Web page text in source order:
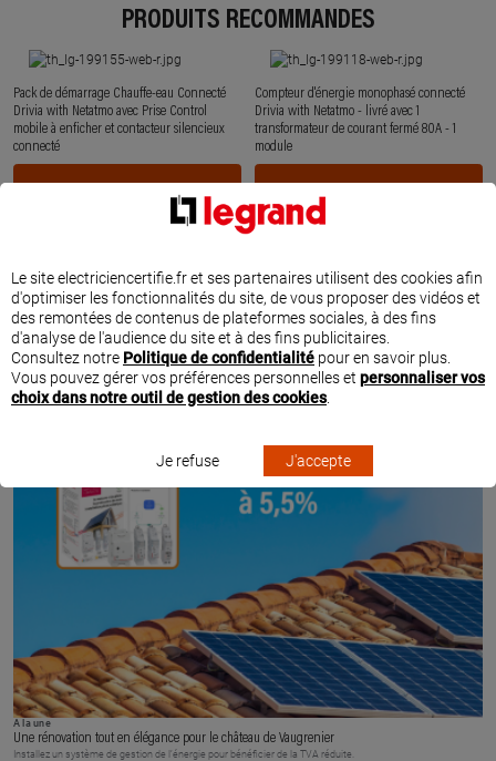
PRODUITS RECOMMANDÉS
Pack de démarrage Chauffe-eau Connecté
Drivia with Netatmo avec Prise Control
mobile à enficher et contacteur silencieux
connecté
Voir le produit
Compteur d'énergie monophasé connecté
Drivia with Netatmo - livré avec 1
transformateur de courant fermé 80A - 1
module
Voir le produit
Pack Écocompteur connecté Drivia with
Netatmo composé d'un écocompteur et de 3
tores fermés 80A
Voir le produit
Contacteur silencieux connecté Drivia with
Netatmo unipolaire 230V~ 20AX - 1 module
Voir le produit
À DÉCOUVRIR AUSSI
À la une
Une rénovation tout en élégance pour le château de Vaugrenier
Installez un système de gestion de l’énergie pour bénéficier de la TVA réduite.
Le site electriciencertifie.fr et ses partenaires utilisent des cookies afin
d'optimiser les fonctionnalités du site, de vous proposer des vidéos et
des remontées de contenus de plateformes sociales, à des fins
d'analyse de l'audience du site et à des fins publicitaires.
Consultez notre Politique de confidentialité pour en savoir plus.
Vous pouvez gérer vos préférences personnelles et personnaliser vos
choix dans notre outil de gestion des cookies.
Je refuse J'accepte